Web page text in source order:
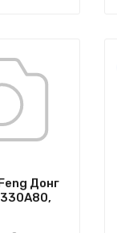
Донг